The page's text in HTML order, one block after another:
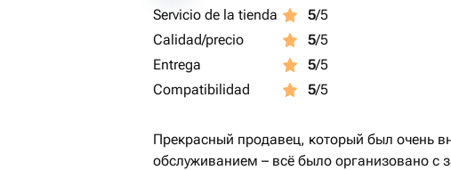
Servicio de la tienda 5/5
Calidad/precio
5/5
Entrega
5/5
Compatibilidad
5/5
Прекрасный продавец, который был очень
обслуживанием – всё было организовано с